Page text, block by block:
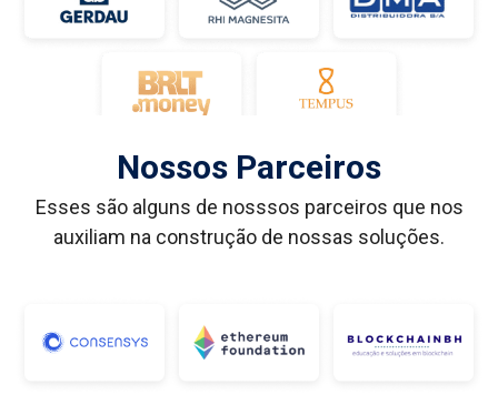
Nossos Parceiros
Esses são alguns de nosssos parceiros que nos
auxiliam na construção de nossas soluções.